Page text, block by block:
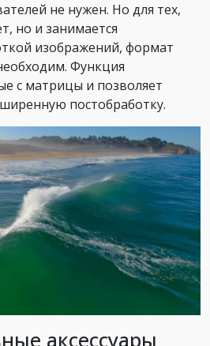
не нужен. Но для тех,
но и занимается
изображений, формат
Функция
с матрицы и позволяет
постобработку.
аксессуары